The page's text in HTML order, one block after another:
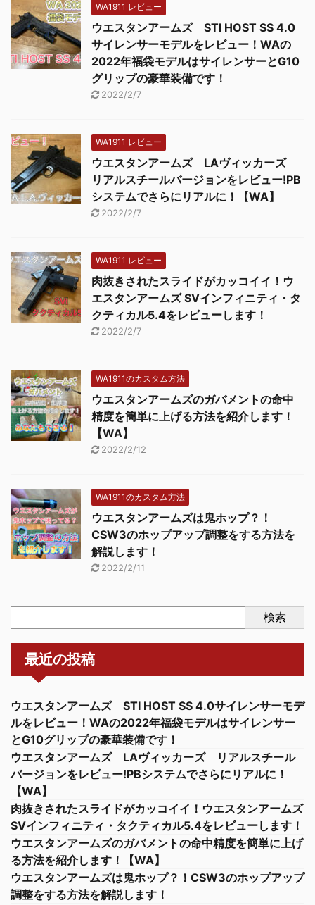
WA1911 レビュー
ウエスタンアームズ STI HOST SS 4.0
サイレンサーモデルをレビュー！WAの
2022年福袋モデルはサイレンサーとG10
グリップの豪華装備です！
2022/2/7
WA1911 レビュー
ウエスタンアームズ LAヴィッカーズ
リアルスチールバージョンをレビュー!PB
システムでさらにリアルに！【WA】
2022/2/7
WA1911 レビュー
肉抜きされたスライドがカッコイイ！ウ
エスタンアームズ SVインフィニティ・タ
クティカル5.4をレビューします！
2022/2/7
WA1911のカスタム方法
ウエスタンアームズのガバメントの命中
精度を簡単に上げる方法を紹介します！
【WA】
2022/2/12
WA1911のカスタム方法
ウエスタンアームズは鬼ホップ？！
CSW3のホップアップ調整をする方法を
解説します！
2022/2/11
検索
最近の投稿
ウエスタンアームズ STI HOST SS 4.0サイレンサーモデ
ルをレビュー！WAの2022年福袋モデルはサイレンサー
とG10グリップの豪華装備です！
ウエスタンアームズ LAヴィッカーズ リアルスチール
バージョンをレビュー!PBシステムでさらにリアルに！
【WA】
肉抜きされたスライドがカッコイイ！ウエスタンアームズ
SVインフィニティ・タクティカル5.4をレビューします！
ウエスタンアームズのガバメントの命中精度を簡単に上げ
る方法を紹介します！【WA】
ウエスタンアームズは鬼ホップ？！CSW3のホップアップ
調整をする方法を解説します！